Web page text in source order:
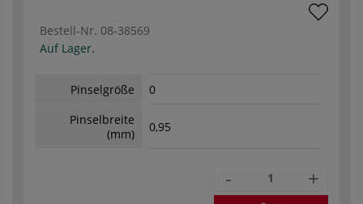
Bestell-Nr. 08-38569
Auf Lager.
Pinselgröße
0
Pinselbreite
(mm)
0,95
- +